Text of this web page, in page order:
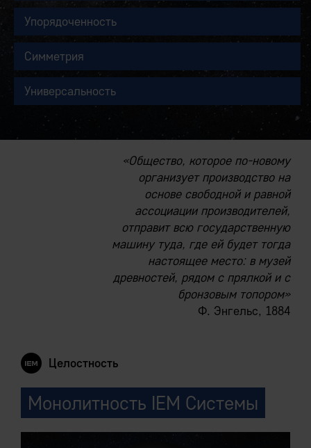
Упорядоченность
Симметрия
Универсальность
«Общество, которое по-новому
организует производство на
основе свободной и равной
ассоциации производителей,
отправит всю государственную
машину туда, где ей будет тогда
настоящее место: в музей
древностей, рядом с прялкой и с
бронзовым топором»
Ф. Энгельс, 1884
Целостность
Монолитность IEM Системы